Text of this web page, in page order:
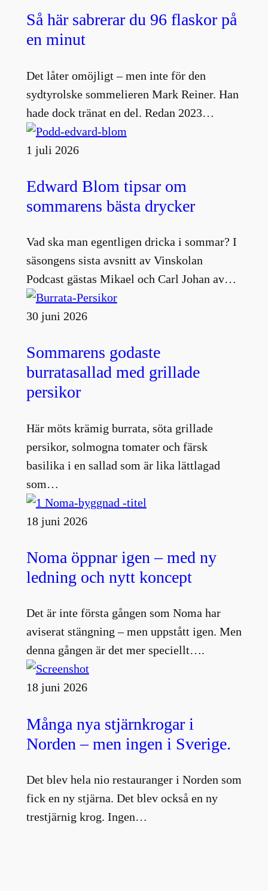
Så här sabrerar du 96 flaskor på
en minut
Det låter omöjligt – men inte för den
sydtyrolske sommelieren Mark Reiner. Han
hade dock tränat en del. Redan 2023…
1 juli 2026
Edward Blom tipsar om
sommarens bästa drycker
Vad ska man egentligen dricka i sommar? I
säsongens sista avsnitt av Vinskolan
Podcast gästas Mikael och Carl Johan av…
30 juni 2026
Sommarens godaste
burratasallad med grillade
persikor
Här möts krämig burrata, söta grillade
persikor, solmogna tomater och färsk
basilika i en sallad som är lika lättlagad
som…
18 juni 2026
Noma öppnar igen – med ny
ledning och nytt koncept
Det är inte första gången som Noma har
aviserat stängning – men uppstått igen. Men
denna gången är det mer speciellt….
18 juni 2026
Många nya stjärnkrogar i
Norden – men ingen i Sverige.
Det blev hela nio restauranger i Norden som
fick en ny stjärna. Det blev också en ny
trestjärnig krog. Ingen…